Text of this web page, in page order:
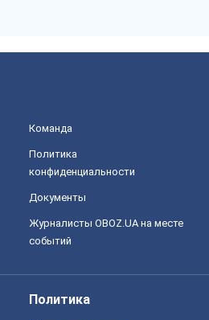
Команда
Политика
конфиденциальности
Документы
Журналисты OBOZ.UA на месте
событий
Политика